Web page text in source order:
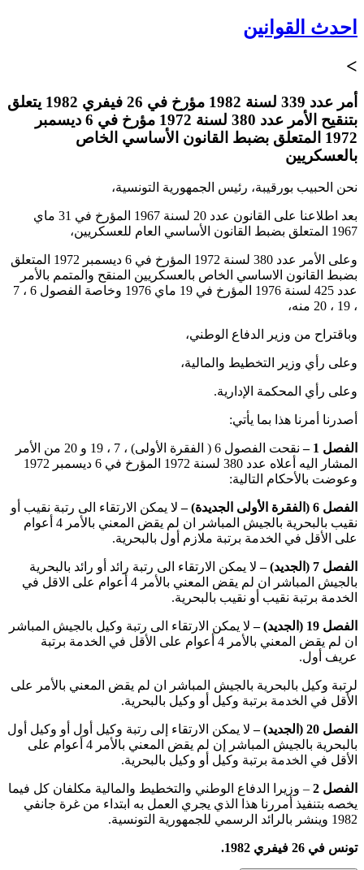
احدث القوانين
>
أمر عدد 339 لسنة 1982 مؤرخ في 26 فيفري 1982 يتعلق
بتنقيح الأمر عدد 380 لسنة 1972 مؤرخ في 6 ديسمبر
1972 المتعلق بضبط القانون الأساسي الخاص
بالعسكريين
نحن الحبيب بورقيبة، رئيس الجمهورية التونسية،
بعد اطلاعنا على القانون عدد 20 لسنة 1967 المؤرخ في 31 ماي
1967 المتعلق بضبط القانون الأساسي العام للعسكريين،
وعلى الأمر عدد 380 لسنة 1972 المؤرخ في 6 ديسمبر 1972 المتعلق
بضبط القانون الاساسي الخاص بالعسكريين المنقح والمتمم بالأمر
عدد 425 لسنة 1976 المؤرخ في 19 ماي 1976 وخاصة الفصول 6 ، 7
، 19 ، 20 منه،
وباقتراح من وزير الدفاع الوطني،
وعلى رأي وزير التخطيط والمالية،
وعلى رأي المحكمة الإدارية.
أصدرنا أمرنا هذا بما يأتي:
الفصل 1 –
نقحت الفصول 6 ( الفقرة الأولى) ، 7 ، 19 و 20 من الأمر
المشار اليه أعلاه عدد 380 لسنة 1972 المؤرخ في 6 ديسمبر 1972
وعوضت بالأحكام التالية:
الفصل 6 (الفقرة الأولى الجديدة) –
لا يمكن الارتقاء الى رتبة نقيب أو
نقيب بالبحرية بالجيش المباشر ان لم يقض المعني بالأمر 4 أعوام
على الأقل في الخدمة برتبة ملازم أول بالبحرية.
الفصل 7 (الجديد) –
لا يمكن الارتقاء الى رتبة رائد أو رائد بالبحرية
بالجيش المباشر ان لم يقض المعني بالأمر 4 أعوام على الاقل في
الخدمة برتبة نقيب أو نقيب بالبحرية.
الفصل 19 (الجديد) –
لا يمكن الارتقاء الى رتبة وكيل بالجيش المباشر
ان لم يقض المعني بالأمر 4 أعوام على الأقل في الخدمة برتبة
عريف أول.
لرتبة وكيل بالبحرية بالجيش المباشر ان لم يقض المعني بالأمر على
الأقل في الخدمة برتبة وكيل أو وكيل بالبحرية.
الفصل 20 (الجديد) –
لا يمكن الارتقاء إلى رتبة وكيل أول أو وكيل أول
بالبحرية بالجيش المباشر إن لم يقض المعني بالأمر 4 أعوام على
الأقل في الخدمة برتبة وكيل أو وكيل بالبحرية.
الفصل 2
– وزيرا الدفاع الوطني والتخطيط والمالية مكلفان كل فيما
يخصه بتنفيذ أمررنا هذا الذي يجري العمل به ابتداء من غرة جانفي
1982 وينشر بالرائد الرسمي للجمهورية التونسية.
تونس في 26 فيفري 1982.